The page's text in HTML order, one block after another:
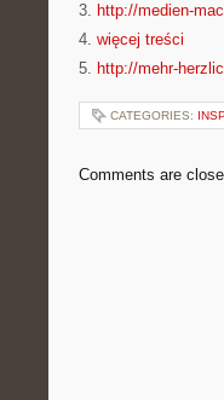
3. http://medien-
4. więcej treści
5. http://mehr-
CATEGORIES:
Comments are